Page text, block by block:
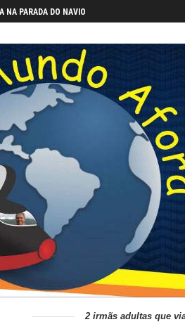
NA PARADA DO NAVIO
2 irmãs adultas que